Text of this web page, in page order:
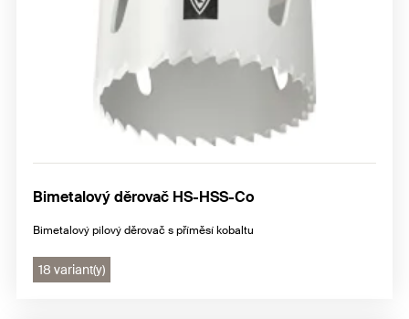
Bimetalový děrovač HS-HSS-Co
Bimetalový pilový děrovač s příměsí kobaltu
18 variant(y)